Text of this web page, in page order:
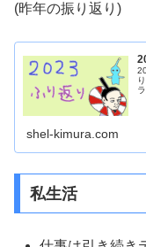
(昨年の振り返り)
shel-kimura.com
私生活